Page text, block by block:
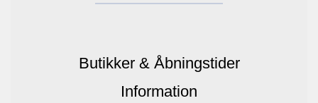
Butikker & Åbningstider
Information